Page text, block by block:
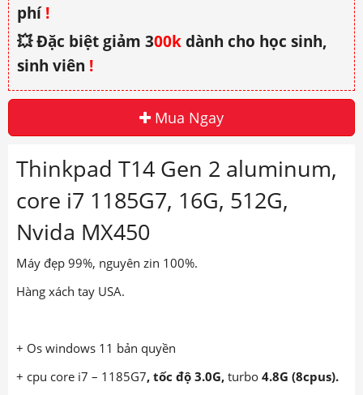
phí!
💥 Đặc biệt giảm 300kdành cho học sinh,
sinh viên !
Mua Ngay
Thinkpad T14 Gen 2 aluminum,
core i7 1185G7, 16G, 512G,
Nvida MX450
Máy đẹp 99%, nguyên zin 100%.
Hàng xách tay USA.
+ Os windows 11 bản quyền
+ cpu core i7 – 1185G7, tốc độ 3.0G, turbo 4.8G (8cpus).